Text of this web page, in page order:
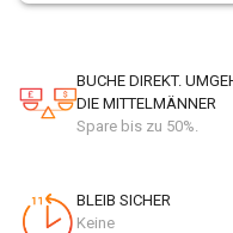
BUCHE DIREKT.
DIE MITTELMÄNNER
Spare bis zu 50%.
BLEIB SICHER
Keine